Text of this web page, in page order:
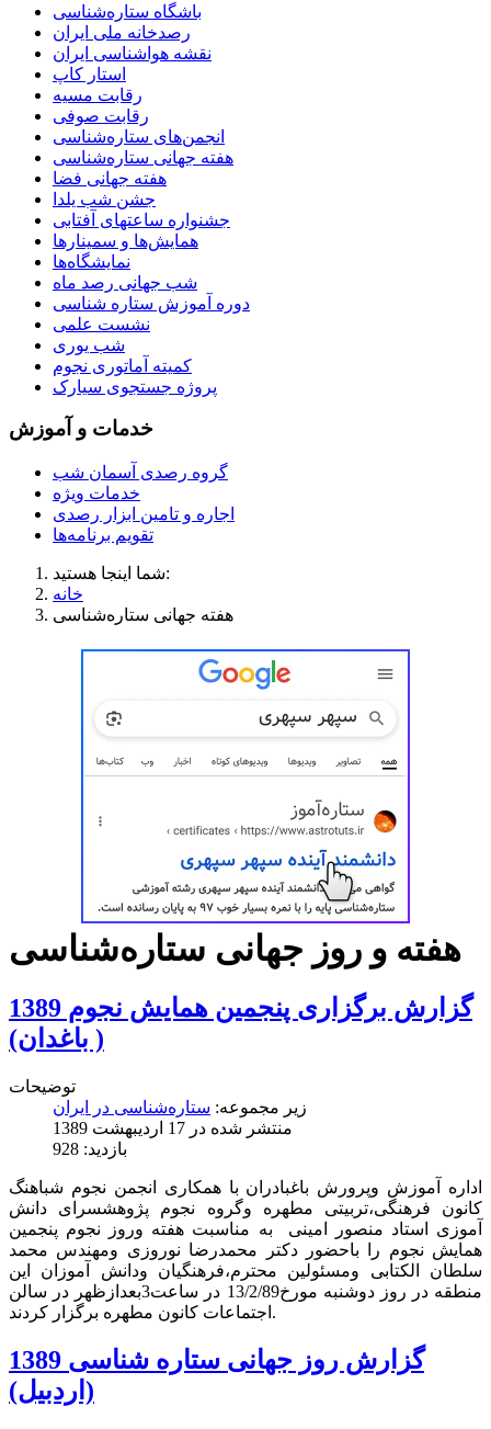
باشگاه ستاره‌شناسی
رصدخانه ملی ایران
نقشه هواشناسی ایران
استار کاپ
رقابت مسیه
رقابت صوفی
انجمن‌های ستاره‌شناسی
هفته جهانی ستاره‌شناسی
هفته جهانی فضا
جشن شب یلدا
جشنواره ساعتهای آفتابی
همایش‌ها و سمینارها
نمایشگاه‌ها
شب جهانی رصد ماه
دوره آموزش ستاره شناسی
نشست علمی
شب یوری
کمیته آماتوری نجوم
پروژه جستجوی سیارک
خدمات و آموزش
گروه رصدی آسمان شب
خدمات ویژه
اجاره و تامین ابزار رصدی
تقویم برنامه‌ها
شما اینجا هستید:
خانه
هفته جهانی ستاره‌شناسی
هفته و روز جهانی ستاره‌شناسی
گزارش برگزاری پنجمین همایش نجوم 1389
( باغدان)
توضیحات
زیر مجموعه: ستاره‌شناسی در ایران
منتشر شده در 17 ارديبهشت 1389
بازدید: 928
اداره آموزش وپرورش باغبادران با همکاری انجمن نجوم شباهنگ
کانون فرهنگی،تربیتی مطهره وگروه نجوم پژوهشسرای دانش
آموزی استاد منصور امینی به مناسبت هفته وروز نجوم پنجمین
همایش نجوم را باحضور دکتر محمدرضا نوروزی ومهندس محمد
سلطان الکتابی ومسئولین محترم،فرهنگیان ودانش آموزان این
منطقه در روز دوشنبه مورخ13/2/89 در ساعت3بعدازظهر در سالن
اجتماعات کانون مطهره برگزار کردند.
گزارش روز جهانی ستاره شناسی 1389
(اردبیل)